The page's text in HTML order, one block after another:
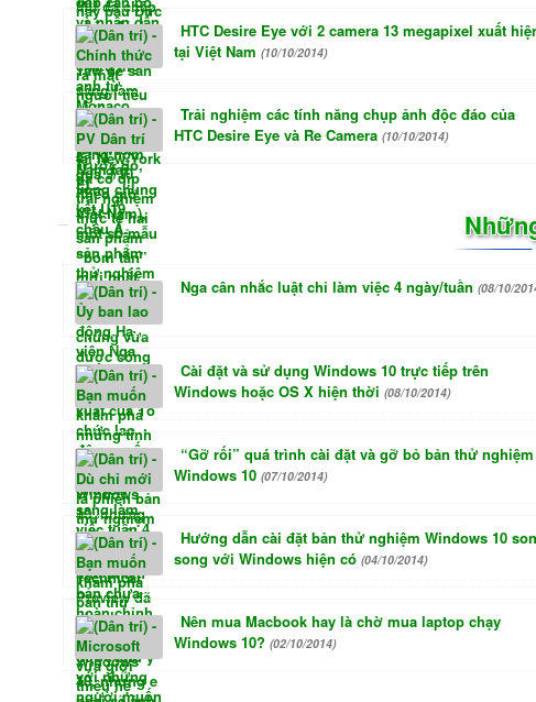
HTC Desire Eye với 2 camera 13 megapixel xuất
tại Việt Nam (10/10/2014)
Trải nghiệm các tính năng chụp ảnh độc đáo của
HTC Desire Eye và Re Camera (10/10/2014)
Nga cân nhắc luật chỉ làm việc 4 ngày/tuần (08/10/
Cài đặt và sử dụng Windows 10 trực tiếp trên
Windows hoặc OS X hiện thời (08/10/2014)
“Gỡ rối” quá trình cài đặt và gỡ bỏ bản thử nghiệm
Windows 10 (07/10/2014)
Hướng dẫn cài đặt bản thử nghiệm Windows 10
song với Windows hiện có (04/10/2014)
Nên mua Macbook hay là chờ mua laptop chạy
Windows 10? (02/10/2014)